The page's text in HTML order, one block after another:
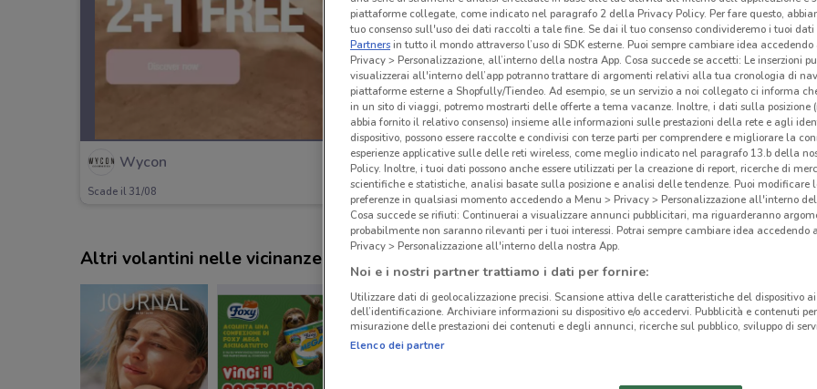
Wycon
Scade il 31/08 18.4 km
Altri volantini nelle vicinanze
Nel
dei
trovi
piattaforme collegate, come indicato nel paragrafo 2 della Privacy Policy. Per fare questo,
tuo consenso sull'uso dei dati raccolti a tale fine. Se dai il tuo consenso condivideremo i tuoi dati
Partnersin tutto il mondo attraverso l’uso di SDK esterne. Puoi sempre cambiare idea accedendo
Privacy > Personalizzazione, all’interno della nostra App. Cosa succede se accetti: Le inserzioni
visualizzerai all'interno dell’app potranno trattare di argomenti relativi alla tua cronologia di
piattaforme esterne a Shopfully/Tiendeo. Ad esempio, se un servizio a noi collegato ci informa
in un sito di viaggi, potremo mostrarti delle offerte a tema vacanze. Inoltre, i dati sulla posizione
abbia fornito il relativo consenso) insieme alle informazioni sulle prestazioni della rete e agli
dispositivo, possono essere raccolte e condivisi con terze parti per comprendere e migliorare la
esperienze applicative sulle delle reti wireless, come meglio indicato nel paragrafo 13.b della
Policy. Inoltre, i tuoi dati possono anche essere utilizzati per la creazione di report, ricerche di
scientifiche e statistiche, analisi basate sulla posizione e analisi delle tendenze. Puoi modificare
preferenze in qualsiasi momento accedendo a Menu > Privacy > Personalizzazione all'interno
Cosa succede se rifiuti: Continuerai a visualizzare annunci pubblicitari, ma riguarderanno
probabilmente non saranno rilevanti per i tuoi interessi. Potrai sempre cambiare idea accedendo
Privacy > Personalizzazione all'interno della nostra App.
Noi e i nostri partner trattiamo i dati per fornire:
Utilizzare dati di geolocalizzazione precisi. Scansione attiva delle caratteristiche del dispositivo
dell’identificazione. Archiviare informazioni su dispositivo e/o accedervi. Pubblicità e contenuti
misurazione delle prestazioni dei contenuti e degli annunci, ricerche sul pubblico, sviluppo di
Elenco dei partner